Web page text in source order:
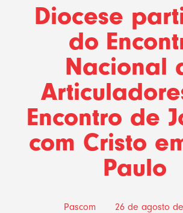
Diocese
do
Nacional
Encontro de
com Cristo
Paulo
Pascom 26 de agosto